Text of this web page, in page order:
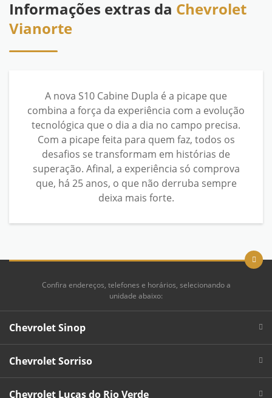
Informações extras da Chevrolet
Vianorte
A nova S10 Cabine Dupla é a picape que
combina a força da experiência com a evolução
tecnológica que o dia a dia no campo precisa.
Com a picape feita para quem faz, todos os
desafios se transformam em histórias de
superação. Afinal, a experiência só comprova
que, há 25 anos, o que não derruba sempre
deixa mais forte.
Confira endereços, telefones e horários, selecionando a
unidade abaixo:
Chevrolet Sinop
Chevrolet Sorriso
Chevrolet Lucas do Rio Verde